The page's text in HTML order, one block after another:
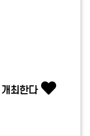
최한다